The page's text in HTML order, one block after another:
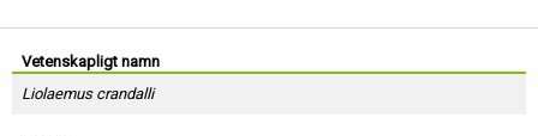
Vetenskapligt namn
Liolaemus crandalli
Lösenord: